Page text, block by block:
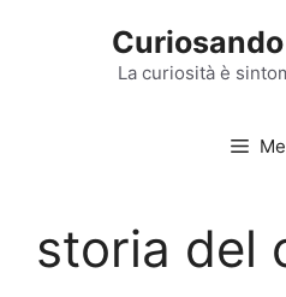
La curiosità è
storia del